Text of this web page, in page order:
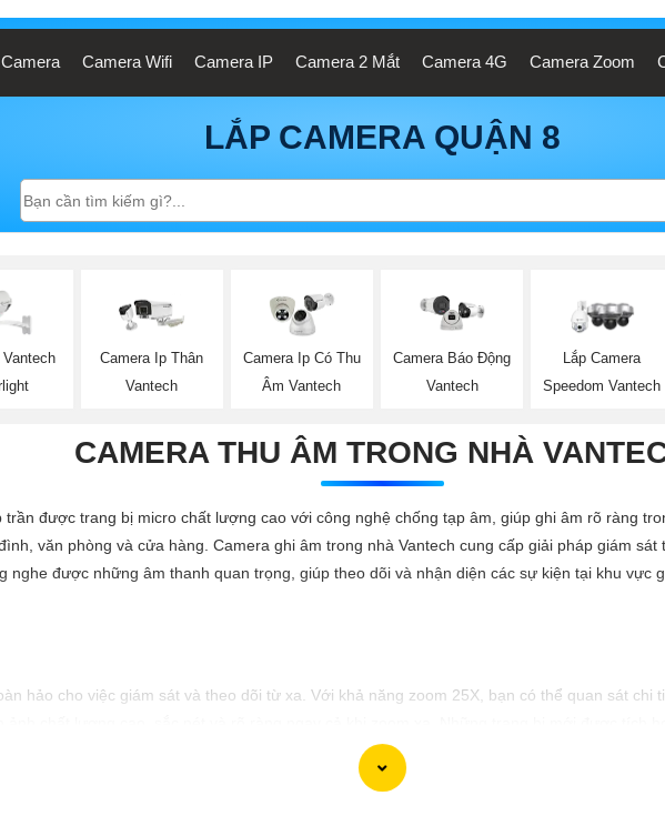
Camera Wifi Camera IP Camera 2 Mắt Camera 4G Camera Zoom
LẮP CAMERA QUẬN 8
Camera Ip Thân
Vantech
Camera Ip Có Thu
Âm Vantech
Camera Báo Động
Vantech
Lắp Camera
Speedom Vantech
CAMERA THU ÂM TRONG NHÀ
được trang bị micro chất lượng cao với công nghệ chống tạp âm, giúp ghi âm rõ ràng
văn phòng và cửa hàng. Camera ghi âm trong nhà Vantech cung cấp giải pháp giám
nghe được những âm thanh quan trọng, giúp theo dõi và nhận diện các sự kiện tại khu vực
hảo cho việc giám sát và theo dõi từ xa. Với khả năng zoom 25X, bạn có thể quan sát chi
25X có khả năng xoay ngang và xoay dọc một cách linh hoạt, giúp bạn quét toàn bộ